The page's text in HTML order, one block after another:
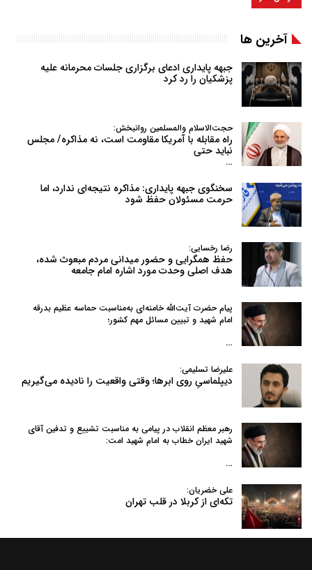
آخرین ها
جبهه پایداری ادعای برگزاری جلسات محرمانه علیه
پزشکیان را رد کرد
حجت‌الاسلام والمسلمین روانبخش:
راه مقابله با آمریکا مقاومت است، نه مذاکره/ مجلس
نباید حتی
…
سخنگوی جبهه پایداری: مذاکره نتیجه‌ای ندارد، اما
حرمت مسئولان حفظ شود
رضا رخسایی:
حفظ همگرایی و حضور میدانی مردم مبعوث شده،
هدف اصلی وحدت مورد اشاره امام جامعه
پیام حضرت آیت‌الله خامنه‌ای به‌مناسبت حماسه عظیم بدرقه
امام شهید و تبیین مسائل مهم کشور؛
…
علیرضا تسلیمی:
دیپلماسیِ روی ابرها؛ وقتی واقعیت را نادیده می‌گیریم
رهبر معظم انقلاب در پیامی به‌ مناسبت تشییع و تدفین آقای
شهید ایران خطاب به امام شهید امت:
…
علی خضریان:
تکه‌ای از کربلا در قلب تهران